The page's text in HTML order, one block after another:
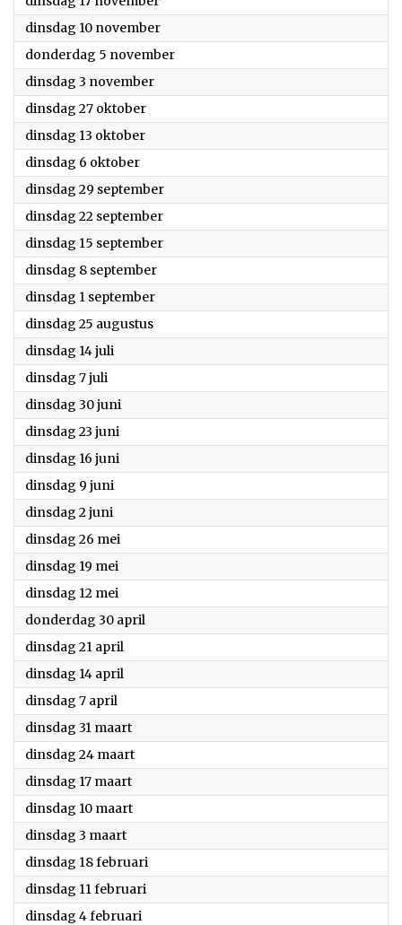
dinsdag 10 november2020
donderdag 5 november2020
dinsdag 3 november2020
dinsdag 27 oktober2020
dinsdag 13 oktober2020
dinsdag 6 oktober2020
dinsdag 29 september2020
dinsdag 22 september2020
dinsdag 15 september2020
dinsdag 8 september2020
dinsdag 1 september2020
dinsdag 25 augustus2020
dinsdag 14 juli
dinsdag 7 juli
dinsdag 30 juni
dinsdag 23 juni
dinsdag 16 juni
dinsdag 9 juni
dinsdag 2 juni
dinsdag 26 mei
dinsdag 19 mei
dinsdag 12 mei
donderdag 30 april
dinsdag 21 april
dinsdag 14 april
dinsdag 7 april
dinsdag 31 maart2020
dinsdag 24 maart2020
dinsdag 17 maart2020
dinsdag 10 maart2020
dinsdag 3 maart2020
dinsdag 18 februari
dinsdag 11 februari
dinsdag 4 februari